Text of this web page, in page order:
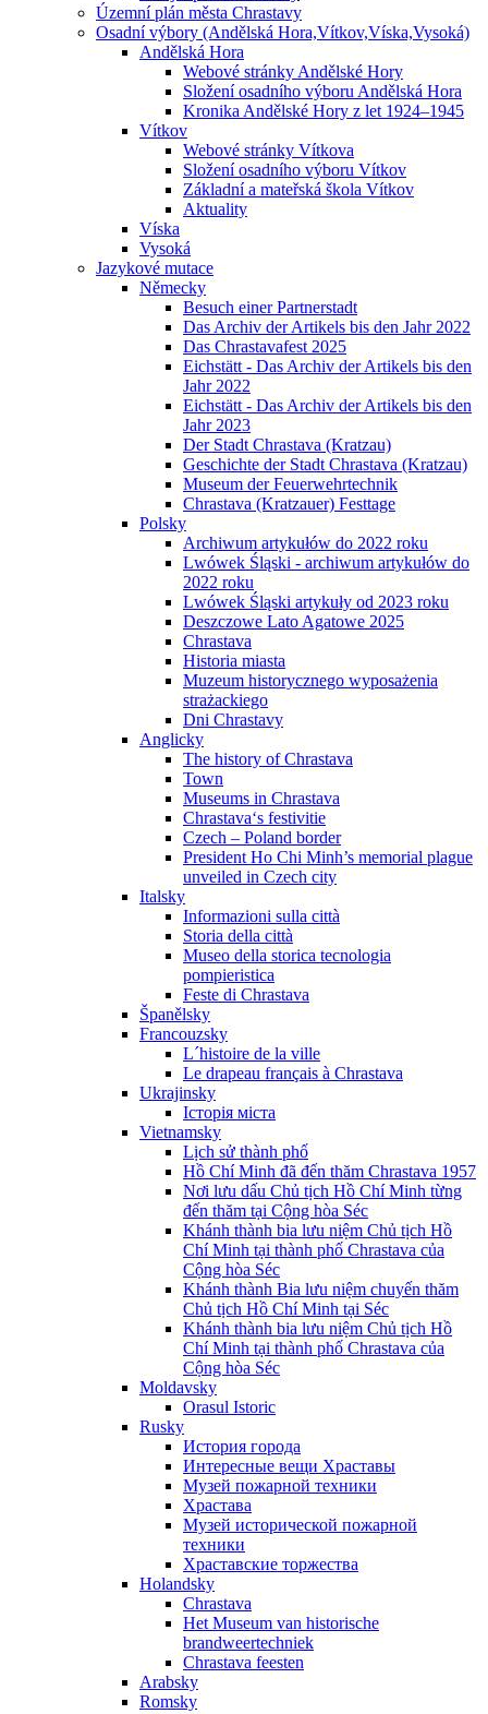
Územní plán města Chrastavy
Osadní výbory (Andělská Hora,Vítkov,Víska,Vysoká)
Andělská Hora
Webové stránky Andělské Hory
Složení osadního výboru Andělská Hora
Kronika Andělské Hory z let 1924–1945
Vítkov
Webové stránky Vítkova
Složení osadního výboru Vítkov
Základní a mateřská škola Vítkov
Aktuality
Víska
Vysoká
Jazykové mutace
Německy
Besuch einer Partnerstadt
Das Archiv der Artikels bis den Jahr 2022
Das Chrastavafest 2025
Eichstätt - Das Archiv der Artikels bis den
Jahr 2022
Eichstätt - Das Archiv der Artikels bis den
Jahr 2023
Der Stadt Chrastava (Kratzau)
Geschichte der Stadt Chrastava (Kratzau)
Museum der Feuerwehrtechnik
Chrastava (Kratzauer) Festtage
Polsky
Archiwum artykułów do 2022 roku
Lwówek Śląski - archiwum artykułów do
2022 roku
Lwówek Śląski artykuły od 2023 roku
Deszczowe Lato Agatowe 2025
Chrastava
Historia miasta
Muzeum historycznego wyposażenia
strażackiego
Dni Chrastavy
Anglicky
The history of Chrastava
Town
Museums in Chrastava
Chrastava‘s festivitie
Czech – Poland border
President Ho Chi Minh’s memorial plague
unveiled in Czech city
Italsky
Informazioni sulla città
Storia della città
Museo della storica tecnologia
pompieristica
Feste di Chrastava
Španělsky
Francouzsky
L´histoire de la ville
Le drapeau français à Chrastava
Ukrajinsky
Історія міста
Vietnamsky
Lịch sử thành phố
Hồ Chí Minh đã đến thăm Chrastava 1957
Nơi lưu dấu Chủ tịch Hồ Chí Minh từng
đến thăm tại Cộng hòa Séc
Khánh thành bia lưu niệm Chủ tịch Hồ
Chí Minh tại thành phố Chrastava của
Cộng hòa Séc
Khánh thành Bia lưu niệm chuyến thăm
Chủ tịch Hồ Chí Minh tại Séc
Khánh thành bia lưu niệm Chủ tịch Hồ
Chí Minh tại thành phố Chrastava của
Cộng hòa Séc
Moldavsky
Orasul Istoric
Rusky
История города
Интересные вещи Храставы
Музей пожарной техники
Храстава
Музей исторической пожарной
техники
Храставские торжества
Holandsky
Chrastava
Het Museum van historische
brandweertechniek
Chrastava feesten
Arabsky
Romsky